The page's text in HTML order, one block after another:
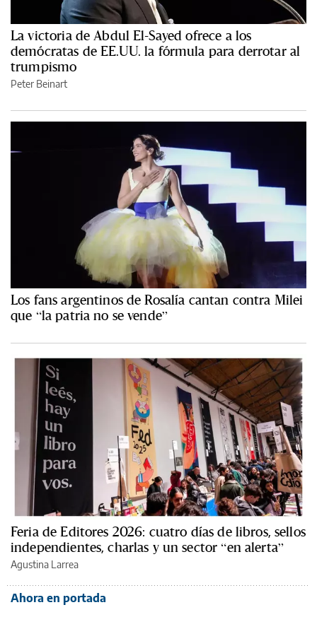
La victoria de Abdul El-Sayed ofrece a los
demócratas de EE.UU. la fórmula para derrotar al
trumpismo
Peter Beinart
Los fans argentinos de Rosalía cantan contra Milei
que “la patria no se vende”
Feria de Editores 2026: cuatro días de libros, sellos
independientes, charlas y un sector “en alerta”
Agustina Larrea
Ahora en portada